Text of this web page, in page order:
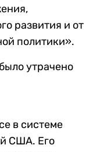
развития и от
политики».
утрачено
в системе
США. Его